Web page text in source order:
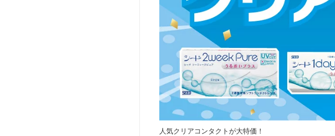
人気クリアコンタクトが大特価！